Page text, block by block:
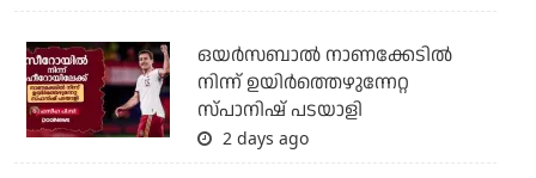
ഒയര്‍സബാൽ നാണക്കേടിൽ
നിന്ന് ഉയിർത്തെഴുന്നേറ്റ
സ്പാനിഷ് പടയാളി
2 days ago